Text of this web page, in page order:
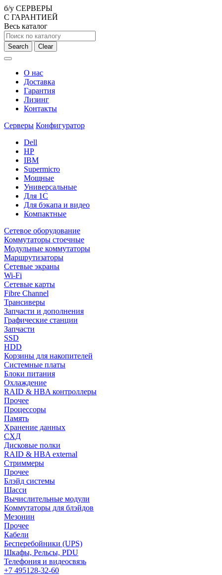
б/у СЕРВЕРЫ
С ГАРАНТИЕЙ
Весь каталог
Search Clear
О нас
Доставка
Гарантия
Лизинг
Контакты
Серверы Конфигуратор
Dell
HP
IBM
Supermicro
Мощные
Универсальные
Для 1С
Для бэкапа и видео
Компактные
Сетевое оборудование
Коммутаторы стоечные
Модульные коммутаторы
Маршрутизаторы
Сетевые экраны
Wi-Fi
Сетевые карты
Fibre Channel
Трансиверы
Запчасти и дополнения
Графические станции
Запчасти
SSD
HDD
Корзины для накопителей
Системные платы
Блоки питания
Охлаждение
RAID & HBA контроллеры
Прочее
Процессоры
Память
Хранение данных
СХД
Дисковые полки
RAID & HBA external
Стриммеры
Прочее
Блэйд системы
Шасси
Вычислительные модули
Коммутаторы для блэйдов
Мезонин
Прочее
Кабели
Бесперебойники (UPS)
Шкафы, Рельсы, PDU
Телефония и видеосвязь
+7 495128-32-60